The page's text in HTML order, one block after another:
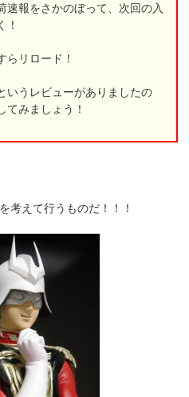
速報をさかのぼって、次回の入
！
らリロード！
いうレビューがありましたの
てみましょう！
考えて行うものだ！！！